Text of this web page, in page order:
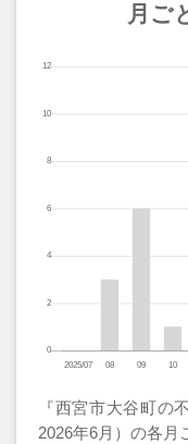
月ご
『西宮市大谷町の
2026年6月）の各月